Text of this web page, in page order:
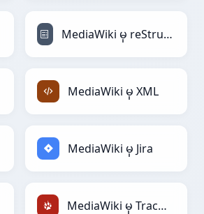
MediaWiki မှ reStructuredText
MediaWiki မှ XML
MediaWiki မှ Jira
MediaWiki မှ TracWiki